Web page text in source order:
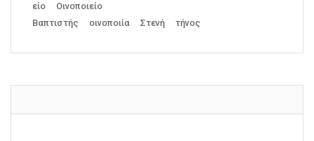
είο
Οινοποιείο
Βαπτιστής
οινοποιία Στενή τήνος